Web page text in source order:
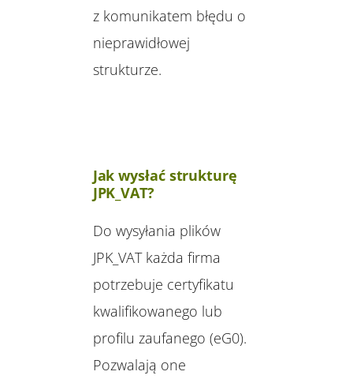
z komunikatem błędu o
nieprawidłowej
strukturze.
Jak wysłać strukturę
JPK_VAT?
Do wysyłania plików
JPK_VAT każda firma
potrzebuje certyfikatu
kwalifikowanego lub
profilu zaufanego (eG0).
Pozwalają one